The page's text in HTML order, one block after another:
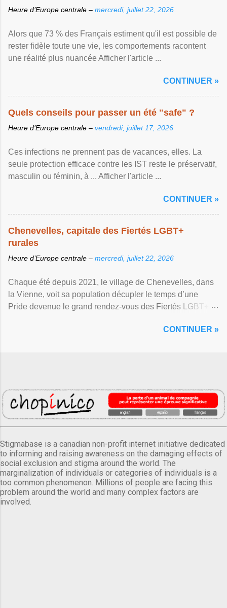
Heure d’Europe centrale – mercredi, juillet 22, 2026
Alors que 73 % des Français estiment qu'il est possible de
rester fidèle toute une vie, les comportements racontent
une réalité plus nuancée Afficher l'article ...
CONTINUER »
Quels conseils pour passer un été "safe" ?
Heure d’Europe centrale – vendredi, juillet 17, 2026
Ces infections ne prennent pas de vacances, elles. La
seule protection efficace contre les IST reste le préservatif,
masculin ou féminin, à ... Afficher l'article ...
CONTINUER »
Chenevelles, capitale des Fiertés LGBT+
rurales
Heure d’Europe centrale – mercredi, juillet 22, 2026
Chaque été depuis 2021, le village de Chenevelles, dans
la Vienne, voit sa population décupler le temps d’une
Pride devenue le grand rendez-vous des Fiertés LGBT+
CONTINUER »
Stigmabase is a canadian non-profit internet initiative dedicated
to informing and raising awareness on the damaging effects of
social exclusion and stigma around the world. The
marginalization of individuals or categories of individuals is a
too common phenomenon. Millions of people are facing this
problem around the world and many complex factors are
involved.